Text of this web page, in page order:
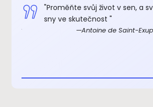
"Proměňte svůj život v sen, a
sny ve skutečnost "
Antoine de Saint-